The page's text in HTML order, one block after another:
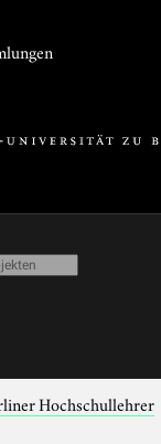
Hochschullehrer